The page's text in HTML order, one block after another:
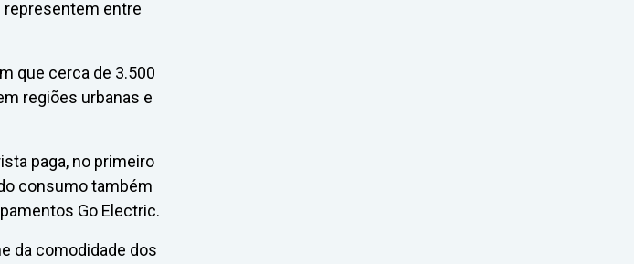
representem entre
que cerca de 3.500
regiões urbanas e
paga, no primeiro
consumo também
Go Electric.
da comodidade dos